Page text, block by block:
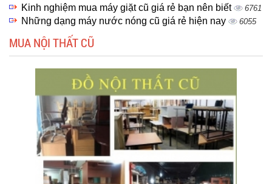
Kinh nghiệm mua máy giặt cũ giá rẻ bạn nên biết 6761
Những dạng máy nước nóng cũ giá rẻ hiện nay 6055
MUA NỘI THẤT CŨ